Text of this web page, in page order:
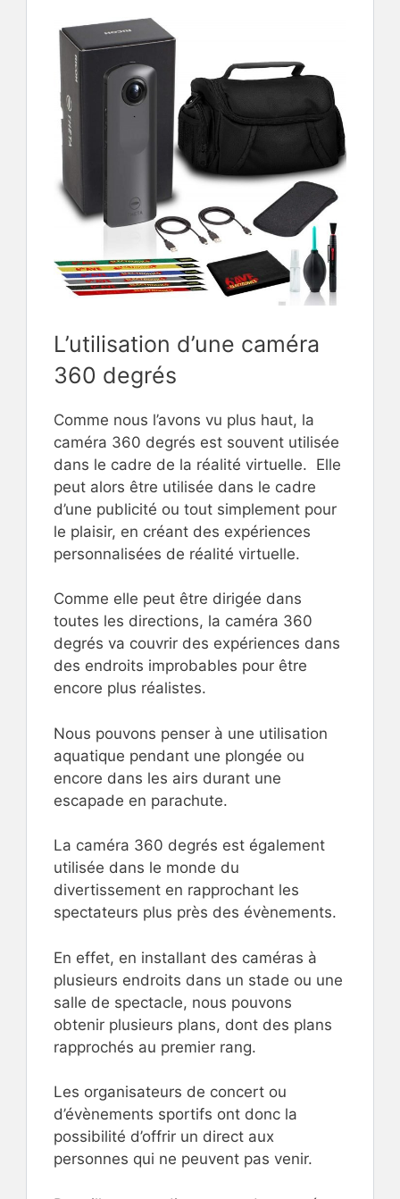
L’utilisation d’une caméra
360 degrés
Comme nous l’avons vu plus haut, la
caméra 360 degrés est souvent utilisée
dans le cadre de la réalité virtuelle. Elle
peut alors être utilisée dans le cadre
d’une publicité ou tout simplement pour
le plaisir, en créant des expériences
personnalisées de réalité virtuelle.
Comme elle peut être dirigée dans
toutes les directions, la caméra 360
degrés va couvrir des expériences dans
des endroits improbables pour être
encore plus réalistes.
Nous pouvons penser à une utilisation
aquatique pendant une plongée ou
encore dans les airs durant une
escapade en parachute.
La caméra 360 degrés est également
utilisée dans le monde du
divertissement en rapprochant les
spectateurs plus près des évènements.
En effet, en installant des caméras à
plusieurs endroits dans un stade ou une
salle de spectacle, nous pouvons
obtenir plusieurs plans, dont des plans
rapprochés au premier rang.
Les organisateurs de concert ou
d’évènements sportifs ont donc la
possibilité d’offrir un direct aux
personnes qui ne peuvent pas venir.